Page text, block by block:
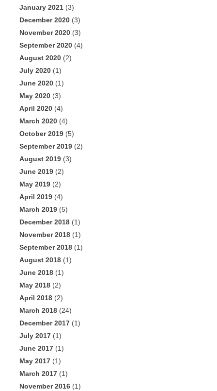
January 2021 (3)
December 2020 (3)
November 2020 (3)
September 2020 (4)
August 2020 (2)
July 2020 (1)
June 2020 (1)
May 2020 (3)
April 2020 (4)
March 2020 (4)
October 2019 (5)
September 2019 (2)
August 2019 (3)
June 2019 (2)
May 2019 (2)
April 2019 (4)
March 2019 (5)
December 2018 (1)
November 2018 (1)
September 2018 (1)
August 2018 (1)
June 2018 (1)
May 2018 (2)
April 2018 (2)
March 2018 (24)
December 2017 (1)
July 2017 (1)
June 2017 (1)
May 2017 (1)
March 2017 (1)
November 2016 (1)